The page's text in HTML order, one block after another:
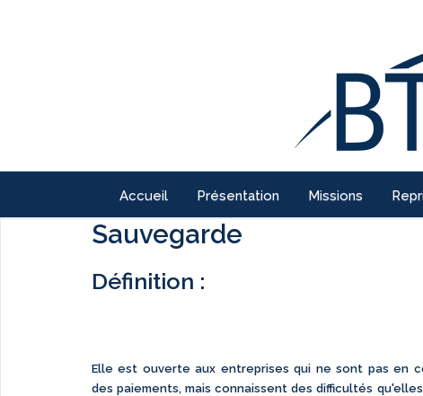
Accueil Présentation Missions
Sauvegarde
Définition :
Elle est ouverte aux entreprises qui ne sont pas en
des paiements, mais connaissent des difficultés